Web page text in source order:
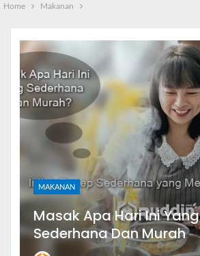
Home Makanan
MAKANAN
Masak Apa Hari Ini Yang
Sederhana Dan Murah